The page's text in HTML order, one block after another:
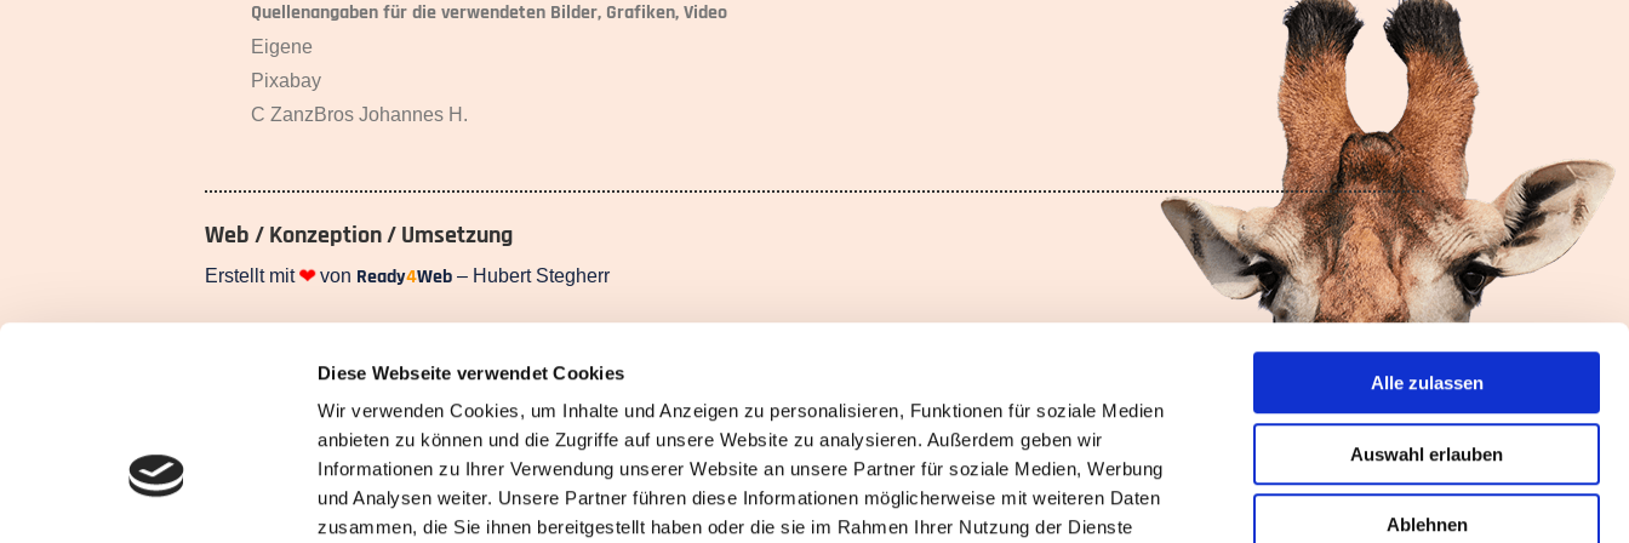
Diese Webseite verwendet Cookies
Wir verwenden Cookies, um Inhalte und Anzeigen zu personalisieren, Funktionen für soziale Medien
anbieten zu können und die Zugriffe auf unsere Website zu analysieren. Außerdem geben wir
Informationen zu Ihrer Verwendung unserer Website an unsere Partner für soziale Medien, Werbung
und Analysen weiter. Unsere Partner führen diese Informationen möglicherweise mit weiteren Daten
zusammen, die Sie ihnen bereitgestellt haben oder die sie im Rahmen Ihrer Nutzung der Dienste
Alle zulassen
Auswahl erlauben
Ablehnen
Quellenangaben für die verwendeten Bilder, Grafiken, Video
Eigene
Pixabay
C ZanzBros Johannes H.
Web / Konzeption / Umsetzung
Erstellt mit❤von Ready4Web – Hubert Stegherr
www.ready4web.net
⭐ Deine Spende für Menschen in Sansibar